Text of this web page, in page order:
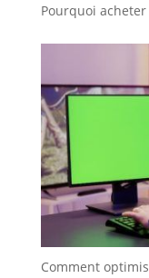
Pourquoi
Comment